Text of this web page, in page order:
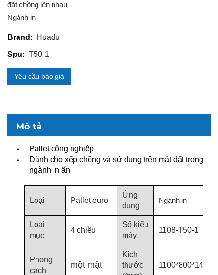
đặt chồng lên nhau
Ngành in
Brand: Huadu
Spu: T50-1
Yêu cầu báo giá
Mô tả
Pallet công nghiệp
Dành cho xếp chồng và sử dụng trên mặt đất trong
ngành in ấn
Loại Pallet euro
Ứng
dụng
Ngành in
Loại
mục
4 chiều
Số kiểu
máy
1108-T50-1
Phong
cách
một mặt
Kích
thước
1100*800*140